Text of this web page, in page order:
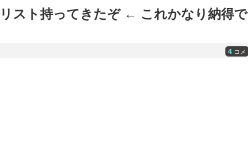
リスト持ってきたぞ ← これかなり納得で
4 コメ